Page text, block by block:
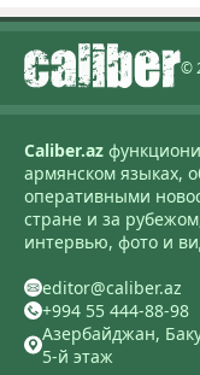
©
Caliber.az
армянском языках,
оперативными
стране и за
интервью, фото и
editor@caliber.az
+994 55 444-88-98
Азербайджан,
5-й этаж